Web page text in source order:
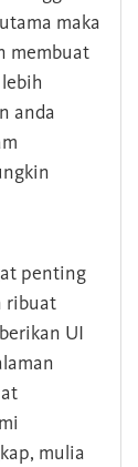
maka
membuat
anda
penting
ribuat
UI
mulia